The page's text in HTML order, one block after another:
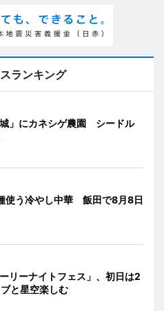
ランキング
」にカネシゲ農園 シードル
使う冷やし中華 飯田で8月8日
リーナイトフェス」、初日は2
と星空楽しむ